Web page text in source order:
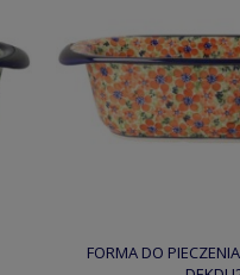
FORMA DO